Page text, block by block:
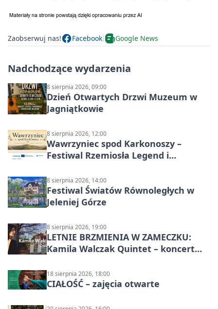
Zaobserwuj nas! Facebook Google News
Nadchodzące wydarzenia
8 sierpnia 2026, 09:00
Dzień Otwartych Drzwi Muzeum w
Jagniątkowie
8 sierpnia 2026, 12:00
Wawrzyniec spod Karkonoszy –
Festiwal Rzemiosła Legend i
8 sierpnia 2026, 14:00
Festiwal Światów Równoległych w
Jeleniej Górze
8 sierpnia 2026, 19:00
LETNIE BRZMIENIA W ZAMECZKU:
Kamila Walczak Quintet – koncert
18 sierpnia 2026, 18:00
CIAŁOŚĆ – zajęcia otwarte